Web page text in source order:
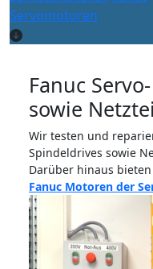
Servomotoren
Fanuc
sowie
Wir testen und
Spindeldrives sowie
Darüber hinaus
Fanuc Motoren der